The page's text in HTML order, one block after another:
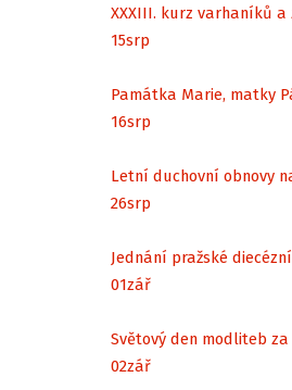
XXXIII. kurz varhaníků a
15srp
Památka Marie, matky
16srp
Letní duchovní obnovy
26srp
Jednání pražské
01zář
Světový den modliteb
02zář